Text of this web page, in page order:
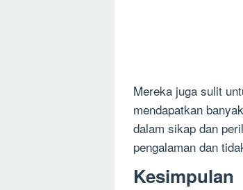
Mereka juga sulit
mendapatkan
dalam sikap dan
pengalaman dan
Kesimpulan